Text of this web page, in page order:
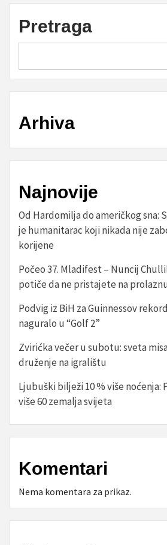
Pretraga
Arhiva
Najnovije
Od Hardomilja do američkog sna:
je humanitarac koji nikada nije
korijene
Počeo 37. Mladifest – Nuncij
potiče da ne pristajete na
Podvig iz BiH za Guinnessov
naguralo u “Golf 2”
Zvirićka večer u subotu: sveta
druženje na igralištu
Ljubuški bilježi 10 % više
više 60 zemalja svijeta
Komentari
Nema komentara za prikaz.